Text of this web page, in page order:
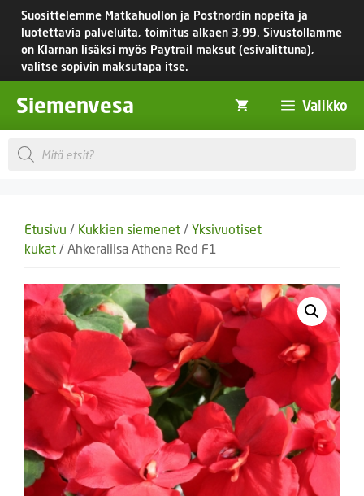
Siirry
sisältöön
Suosittelemme Matkahuollon ja Postnordin nopeita ja
luotettavia palveluita, toimitus alkaen 3,99. Sivustollamme
on Klarnan lisäksi myös Paytrail maksut (esivalittuna),
valitse sopivin maksutapa itse.
Siemenvesa Valikko
Products
search
Etusivu / Kukkien siemenet / Yksivuotiset
kukat / Ahkeraliisa Athena Red F1